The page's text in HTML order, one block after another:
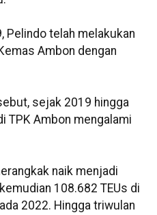
Pelindo telah melakukan
Ambon dengan
sejak 2019 hingga
TPK Ambon mengalami
naik menjadi
108.682 TEUs di
2022. Hingga triwulan